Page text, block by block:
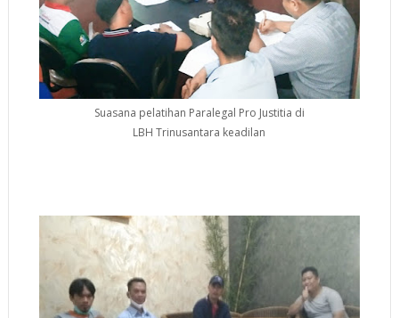
Suasana pelatihan Paralegal Pro Justitia di
LBH Trinusantara keadilan